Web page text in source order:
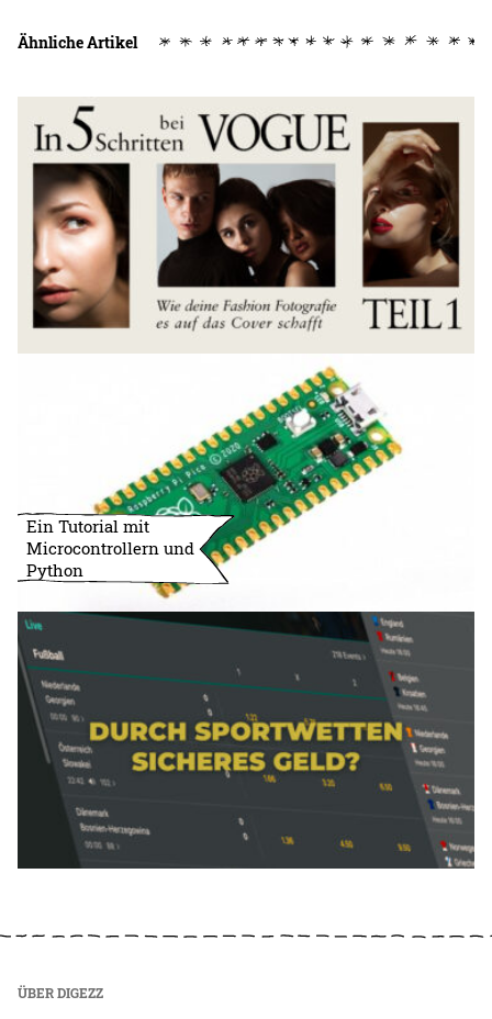
Ähnliche Artikel
Ein Tutorial mit
Microcontrollern und
Python
ÜBER DIGEZZ